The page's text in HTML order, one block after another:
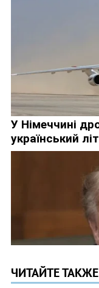
ЧИТАЙТЕ ТАКЖЕ